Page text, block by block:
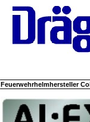
Feuerwehrhelmhersteller